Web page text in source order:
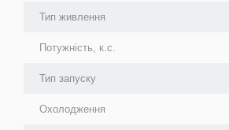
Тип живлення
Потужність, к.с.
Тип запуску
Охолодження